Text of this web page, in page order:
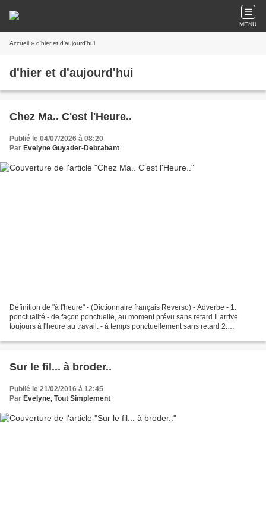
MENU
Accueil » d'hier et d'aujourd'hui
d'hier et d'aujourd'hui
Chez Ma.. C'est l'Heure..
Publié le 04/07/2026 à 08:20
Par Evelyne Guyader-Debrabant
Définition de "à l'heure" - (Dictionnaire français Reverso) - Adverbe - 1.
ponctualité - de façon ponctuelle, au moment prévu sans retard Il arrive
toujours à l'heure au travail. - à temps ponctuellement sans retard 2.
Sur le fil... à broder..
Publié le 21/02/2016 à 12:45
Par Evelyne, Tout Simplement